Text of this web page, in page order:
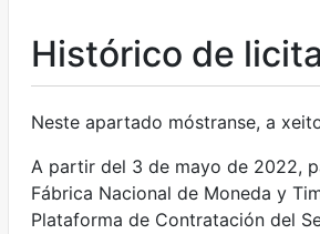
Mostrar/Ocultar
Histórico de
Neste apartado móstranse, a
A partir del 3 de mayo de 2022,
Fábrica Nacional de Moneda y
Plataforma de Contratación del